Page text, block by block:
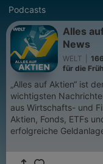
Podcasts
Alles
News
WELT
für die
„Alles auf Aktien“ ist
wichtigsten
aus Wirtschafts- und
Aktien, Fonds, ETFs
erfolgreiche
Nachrichten und